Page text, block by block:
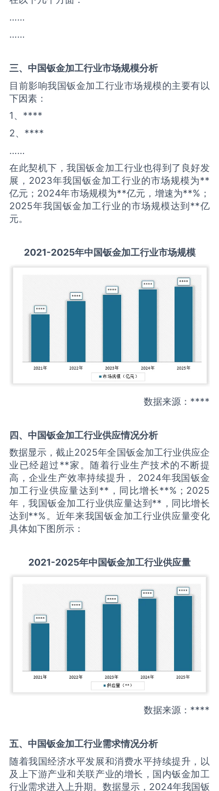
……
……
三、中国钣金加工行业市场规模分析
目前影响我国钣金加工行业市场规模的主要有以
下因素：
1、****
2、****
……
在此契机下，我国钣金加工行业也得到了良好发
展，2023年我国钣金加工行业的市场规模为**
亿元；2024年市场规模为**亿元，增速为**%；
2025年我国钣金加工行业的市场规模达到**亿
元。
2021-2025年中国钣金加工行业市场规模
数据来源：****
四、中国钣金加工行业供应情况分析
数据显示，截止2025年全国钣金加工行业供应企
业已经超过**家。随着行业生产技术的不断提
高，企业生产效率持续提升， 2024年我国钣金
加工行业供应量达到**，同比增长**%；2025
年，我国钣金加工行业供应量达到**，同比增长
达到**%。近年来我国钣金加工行业供应量变化
具体如下图所示：
2021-2025年中国钣金加工行业供应量
数据来源：****
五、中国钣金加工行业需求情况分析
随着我国经济水平发展和消费水平持续提升，以
及上下游产业和关联产业的增长，国内钣金加工
行业需求进入上升期。数据显示，2024年我国钣